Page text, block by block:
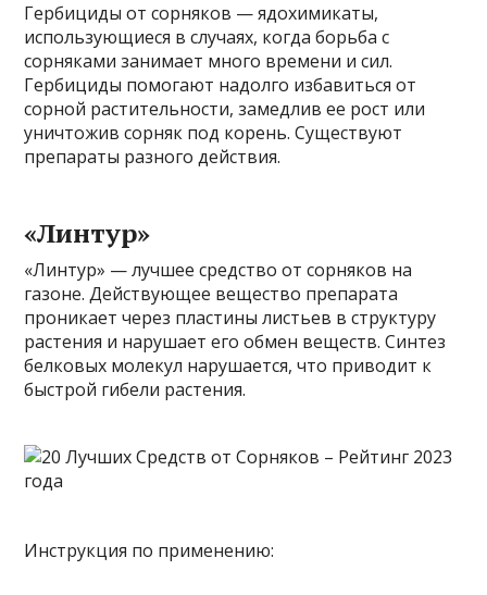
Гербициды от сорняков — ядохимикаты,
использующиеся в случаях, когда борьба с
сорняками занимает много времени и сил.
Гербициды помогают надолго избавиться от
сорной растительности, замедлив ее рост или
уничтожив сорняк под корень. Существуют
препараты разного действия.
«Линтур»
«Линтур» — лучшее средство от сорняков на
газоне. Действующее вещество препарата
проникает через пластины листьев в структуру
растения и нарушает его обмен веществ. Синтез
белковых молекул нарушается, что приводит к
быстрой гибели растения.
Инструкция по применению: